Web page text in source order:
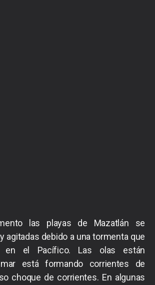
las playas de Mazatlán se
agitadas debido a una tormenta que
en el Pacífico. Las olas están
está formando corrientes de
choque de corrientes. En algunas